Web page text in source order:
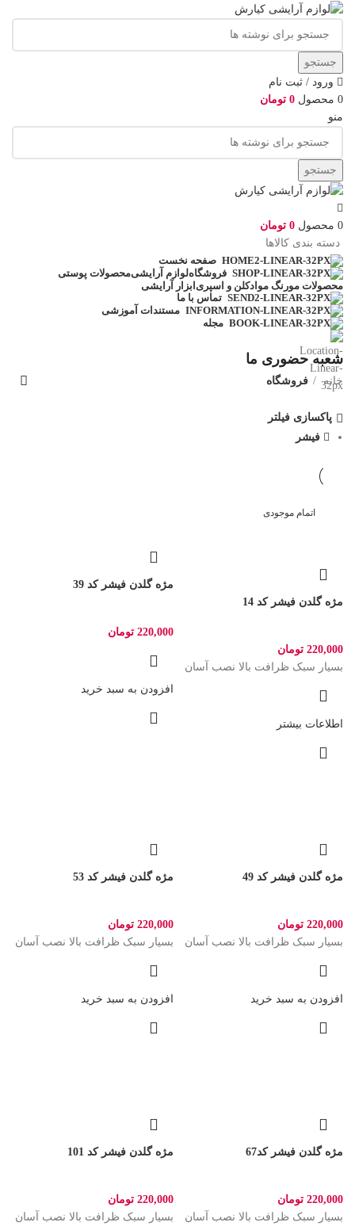
جستجو
ورود / ثبت نام
0 محصول 0 تومان
منو
جستجو
0 محصول 0 تومان
دسته بندی کالاها
صفحه نخست
فروشگاهلوازم آرایشیمحصولات پوستی
محصولات مورنگ موادکلن و اسپریابزار آرایشی
تماس با ما
مستندات آموزشی
مجله
شعبه حضوری ما
خانه فروشگاه
پاکسازی فیلتر
فیشر
اتمام موجودی
مژه گلدن فیشر کد 14
220,000 تومان
بسیار سبک ظرافت بالا نصب آسان
اطلاعات بیشتر
مژه گلدن فیشر کد 39
220,000 تومان
افزودن به سبد خرید
مژه گلدن فیشر کد 49
220,000 تومان
بسیار سبک ظرافت بالا نصب آسان
افزودن به سبد خرید
مژه گلدن فیشر کد 53
220,000 تومان
بسیار سبک ظرافت بالا نصب آسان
افزودن به سبد خرید
مژه گلدن فیشر کد67
220,000 تومان
بسیار سبک ظرافت بالا نصب آسان
مژه گلدن فیشر کد 101
220,000 تومان
بسیار سبک ظرافت بالا نصب آسان